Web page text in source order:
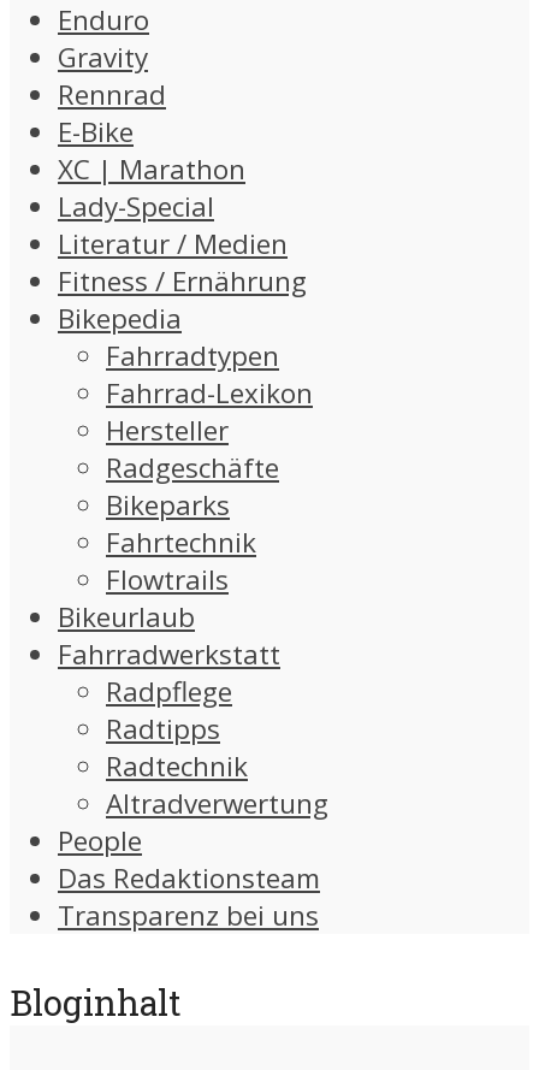
Enduro
Gravity
Rennrad
E-Bike
XC | Marathon
Lady-Special
Literatur / Medien
Fitness / Ernährung
Bikepedia
Fahrradtypen
Fahrrad-Lexikon
Hersteller
Radgeschäfte
Bikeparks
Fahrtechnik
Flowtrails
Bikeurlaub
Fahrradwerkstatt
Radpflege
Radtipps
Radtechnik
Altradverwertung
People
Das Redaktionsteam
Transparenz bei uns
Bloginhalt